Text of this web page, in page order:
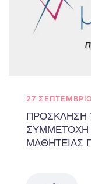
27
ΠΡΟΣΚΛΗΣΗ
ΣΥΜΜΕΤΟΧΗ
ΜΑΘΗΤΕΙΑΣ